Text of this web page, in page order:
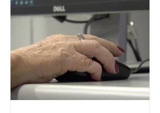
Apesar da requisição, a biometria não é
obrigatória para exercer o direito ao
voto. Se o título estiver regular, o
eleitor pode votar mesmo sem ter
realizado esse cadastro. Neste caso,
será exigido o documento de
identificação para acesso à urna
eletrônica. Se a urna eletrônica não
reconh